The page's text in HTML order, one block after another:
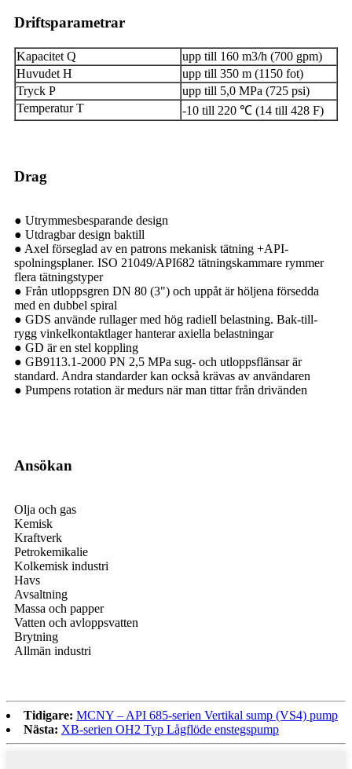
Driftsparametrar
Kapacitet Q
upp till 160 m3/h (700 gpm)
Huvudet H
upp till 350 m (1150 fot)
Tryck P
upp till 5,0 MPa (725 psi)
Temperatur T
-10 till 220 ℃ (14 till 428 F)
Drag
● Utrymmesbesparande design
● Utdragbar design baktill
● Axel förseglad av en patrons mekanisk tätning +API-
spolningsplaner. ISO 21049/API682 tätningskammare rymmer
flera tätningstyper
● Från utloppsgren DN 80 (3") och uppåt är höljena försedda
med en dubbel spiral
● GDS använde rullager med hög radiell belastning. Bak-till-
rygg vinkelkontaktlager hanterar axiella belastningar
● GD är en stel koppling
● GB9113.1-2000 PN 2,5 MPa sug- och utloppsflänsar är
standard. Andra standarder kan också krävas av användaren
● Pumpens rotation är medurs när man tittar från drivänden
Ansökan
Olja och gas
Kemisk
Kraftverk
Petrokemikalie
Kolkemisk industri
Havs
Avsaltning
Massa och papper
Vatten och avloppsvatten
Brytning
Allmän industri
Tidigare: MCNY – API 685-serien Vertikal sump (VS4) pump
Nästa: XB-serien OH2 Typ Lågflöde enstegspump